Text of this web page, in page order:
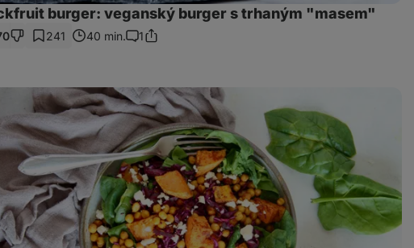
burger: veganský burger s trhaným "masem"
241 40 min.
Komentáře
1Sdílet